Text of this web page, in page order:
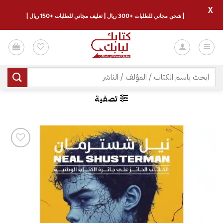
للمحتوى
البحث
عن:
تصفية
| شحن مجاني للطلبات +300 ريال | تغليف مجاني للطلبات +150 ريال |
X